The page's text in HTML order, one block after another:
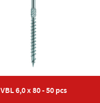
VBL 6,0 x 80 - 50 pcs